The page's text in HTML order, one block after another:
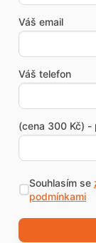
Váš email
Váš telefon
(cena 300 Kč) -
Souhlasím se
podmínkami